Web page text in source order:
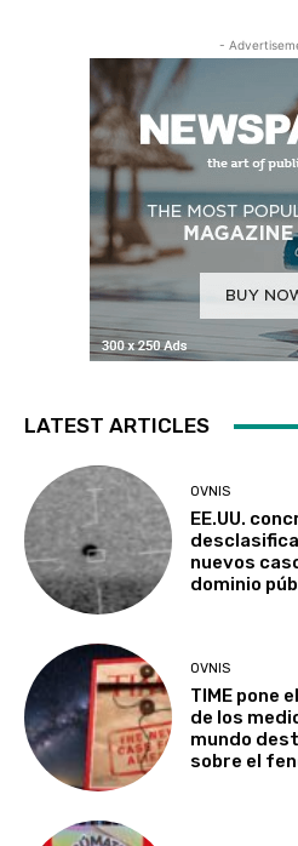
-
LATEST ARTICLES
OVNIS
EE.UU.
nuevos
dominio
OVNIS
TIME pone
de los
mundo
sobre el